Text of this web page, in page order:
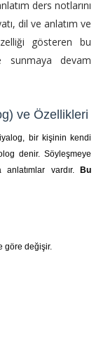
ders notlarını
dil ve anlatım ve
gösteren bu
sunmaya devam
ve Özellikleri
bir kişinin kendi
denir. Söyleşmeye
vardır.
Bu
göre değişir.